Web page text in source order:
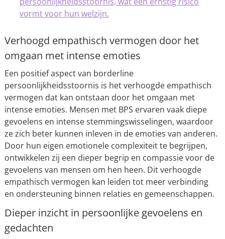
vormt voor hun welzijn.
Verhoogd empathisch vermogen door het
omgaan met intense emoties
Een positief aspect van borderline
persoonlijkheidsstoornis is het verhoogde empathisch
vermogen dat kan ontstaan door het omgaan met
intense emoties. Mensen met BPS ervaren vaak diepe
gevoelens en intense stemmingswisselingen, waardoor
ze zich beter kunnen inleven in de emoties van anderen.
Door hun eigen emotionele complexiteit te begrijpen,
ontwikkelen zij een dieper begrip en compassie voor de
gevoelens van mensen om hen heen. Dit verhoogde
empathisch vermogen kan leiden tot meer verbinding
en ondersteuning binnen relaties en gemeenschappen.
Dieper inzicht in persoonlijke gevoelens en
gedachten